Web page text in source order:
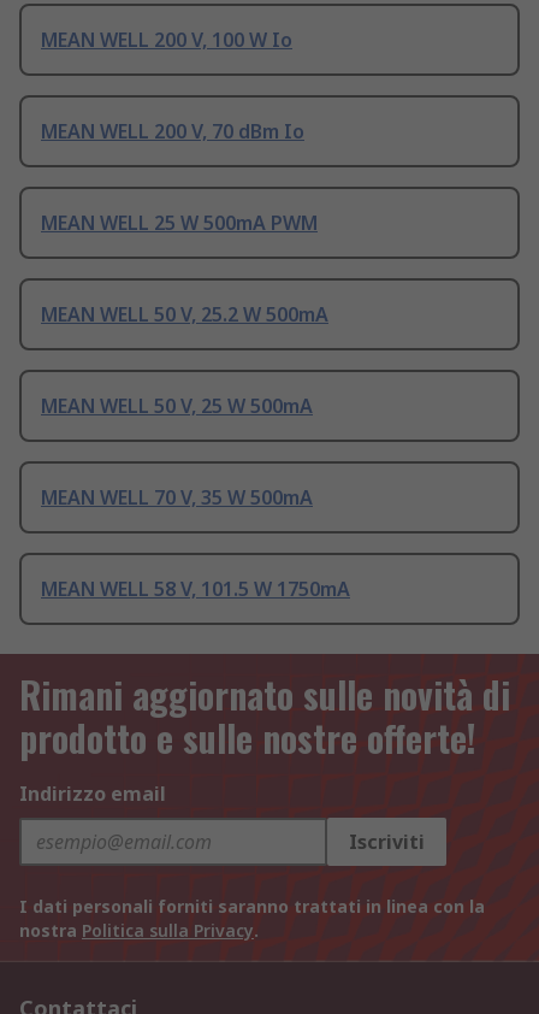
MEAN WELL 200 V, 100 W Io
MEAN WELL 200 V, 70 dBm Io
MEAN WELL 25 W 500mA PWM
MEAN WELL 50 V, 25.2 W 500mA
MEAN WELL 50 V, 25 W 500mA
MEAN WELL 70 V, 35 W 500mA
MEAN WELL 58 V, 101.5 W 1750mA
Rimani aggiornato sulle novità di
prodotto e sulle nostre offerte!
Indirizzo email
Iscriviti
I dati personali forniti saranno trattati in linea con la
nostra Politica sulla Privacy.